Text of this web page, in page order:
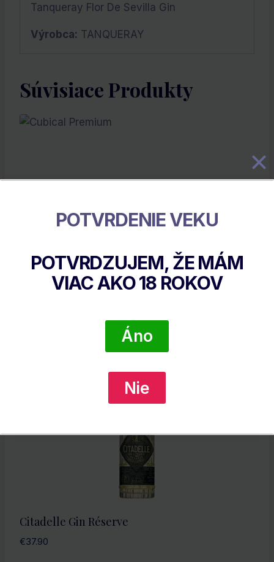
Tanqueray Flor De Sevilla Gin
Výrobca: TANQUERAY
Súvisiace Produkty
Cubical Premium
DETAIL PRODUKTU
Citadelle Gin Réserve
€37.90
POTVRDENIE VEKU
POTVRDZUJEM, ŽE MÁM
VIAC AKO18 ROKOV
Áno
Nie